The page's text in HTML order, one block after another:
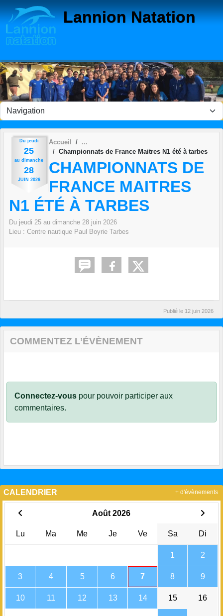
Lannion Natation
Du jeudi
25
au dimanche
28
JUIN 2026
Accueil
Championnats de France Maitres N1 été à tarbes
CHAMPIONNATS DE
FRANCE MAITRES
N1 ÉTÉ À TARBES
Du jeudi 25 au dimanche 28 juin 2026
Lieu : Centre nautique Paul Boyrie Tarbes
Publié le 12 juin 2026
COMMENTEZ L’ÉVÈNEMENT
Connectez-vous pour pouvoir participer aux
commentaires.
CALENDRIER
Août 2026
Lu Ma Me Je Ve Sa Di
1 2
3 4 5 6 7 8 9
10 11 12 13 14 15 16
+ d'évènements
Panneau de gestion des cookies